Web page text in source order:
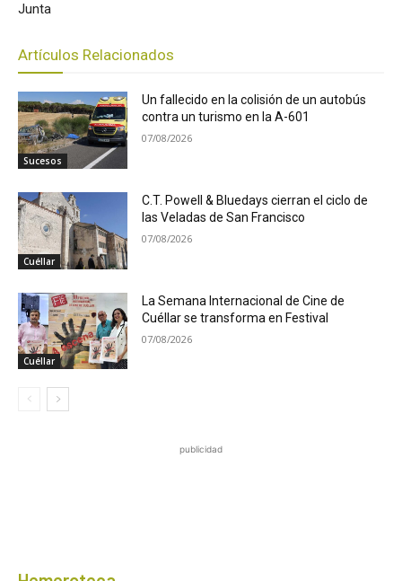
Junta
Artículos Relacionados
Sucesos
Un fallecido en la colisión de un autobús
contra un turismo en la A-601
07/08/2026
Cuéllar
C.T. Powell & Bluedays cierran el ciclo de
las Veladas de San Francisco
07/08/2026
Cuéllar
La Semana Internacional de Cine de
Cuéllar se transforma en Festival
07/08/2026
publicidad